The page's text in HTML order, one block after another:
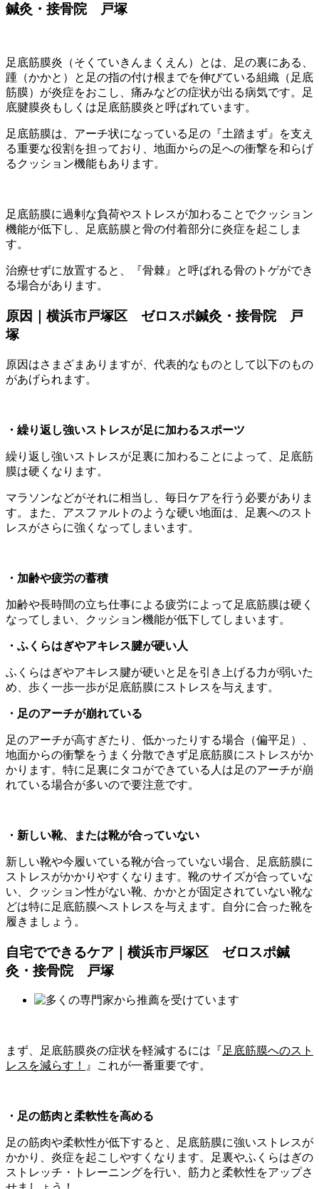
鍼灸・接骨院 戸塚
足底筋膜炎（そくていきんまくえん）とは、足の裏にある、
踵（かかと）と足の指の付け根までを伸びている組織（足底
筋膜）が炎症をおこし、痛みなどの症状が出る病気です。足
底腱膜炎もしくは足底筋膜炎と呼ばれています。
足底筋膜は、アーチ状になっている足の『土踏まず』を支え
る重要な役割を担っており、地面からの足への衝撃を和らげ
るクッション機能もあります。
足底筋膜に過剰な負荷やストレスが加わることでクッション
機能が低下し、足底筋膜と骨の付着部分に炎症を起こしま
す。
治療せずに放置すると、『骨棘』と呼ばれる骨のトゲができ
る場合があります。
原因｜横浜市戸塚区 ゼロスポ鍼灸・接骨院 戸
塚
原因はさまざまありますが、代表的なものとして以下のもの
があげられます。
・繰り返し強いストレスが足に加わるスポーツ
繰り返し強いストレスが足裏に加わることによって、足底筋
膜は硬くなります。
マラソンなどがそれに相当し、毎日ケアを行う必要がありま
す。また、アスファルトのような硬い地面は、足裏へのスト
レスがさらに強くなってしまいます。
・加齢や疲労の蓄積
加齢や長時間の立ち仕事による疲労によって足底筋膜は硬く
なってしまい、クッション機能が低下してしまいます。
・ふくらはぎやアキレス腱が硬い人
ふくらはぎやアキレス腱が硬いと足を引き上げる力が弱いた
め、歩く一歩一歩が足底筋膜にストレスを与えます。
・足のアーチが崩れている
足のアーチが高すぎたり、低かったりする場合（偏平足）、
地面からの衝撃をうまく分散できず足底筋膜にストレスがか
かります。特に足裏にタコができている人は足のアーチが崩
れている場合が多いので要注意です。
・新しい靴、または靴が合っていない
新しい靴や今履いている靴が合っていない場合、足底筋膜に
ストレスがかかりやすくなります。靴のサイズが合っていな
い、クッション性がない靴、かかとが固定されていない靴な
どは特に足底筋膜へストレスを与えます。自分に合った靴を
履きましょう。
自宅でできるケア｜横浜市戸塚区 ゼロスポ鍼
灸・接骨院 戸塚
まず、足底筋膜炎の症状を軽減するには『足底筋膜へのスト
レスを減らす！
』これが一番重要です。
・足の筋肉と柔軟性を高める
足の筋肉や柔軟性が低下すると、足底筋膜に強いストレスが
かかり、炎症を起こしやすくなります。足裏やふくらはぎの
ストレッチ・トレーニングを行い、筋力と柔軟性をアップさ